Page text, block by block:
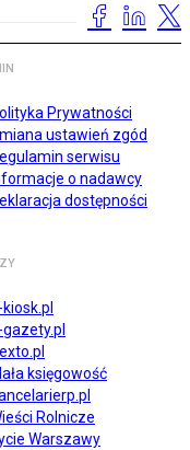
Prywatności
ustawień zgód
serwisu
o nadawcy
dostępności
kiosk.pl
gazety.pl
księgowość
Rolnicze
Warszawy